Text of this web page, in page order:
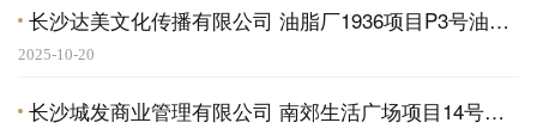
长沙达美文化传播有限公司 油脂厂1936项目P3号油罐及下沉区域公开招商结果公告
2025-10-20
长沙城发商业管理有限公司 南郊生活广场项目14号商铺招商公告